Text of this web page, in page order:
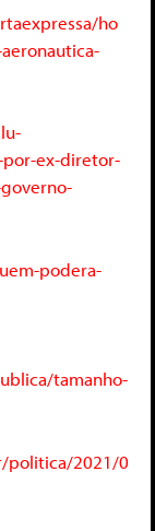
ho
ex-diretor-
podera-
tamanho-
politica/2021/0